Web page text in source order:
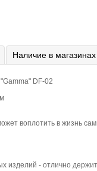
Наличие в магазинах
DF-02
воплотить в жизнь
изделий - отлично